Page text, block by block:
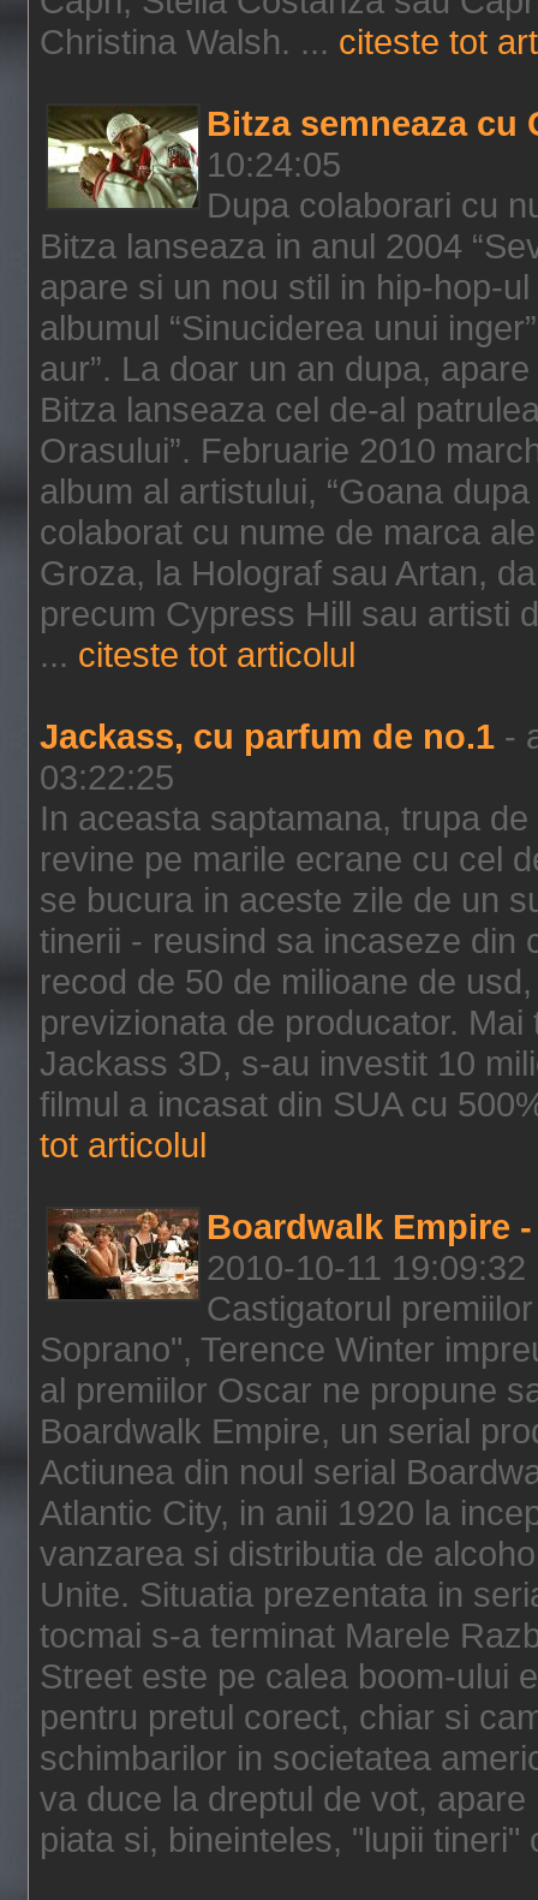
Christina Walsh. ... citeste tot
Bitza semneaza cu
10:24:05
Dupa colaborari cu
Bitza lanseaza in anul 2004
apare si un nou stil in hip-hop-
albumul “Sinuciderea unui
aur”. La doar un an dupa,
Bitza lanseaza cel de-al
Orasului”. Februarie 2010
album al artistului, “Goana
colaborat cu nume de marca
Groza, la Holograf sau Artan,
precum Cypress Hill sau artisti
... citeste tot articolul
Jackass, cu parfum de no.1 -
03:22:25
In aceasta saptamana, trupa
revine pe marile ecrane cu cel
se bucura in aceste zile de un
tinerii - reusind sa incaseze din
recod de 50 de milioane de
previzionata de producator.
Jackass 3D, s-au investit 10
filmul a incasat din SUA cu
tot articolul
Boardwalk Empire
2010-10-11 19:09:32
Castigatorul
Soprano", Terence Winter
al premiilor Oscar ne propune
Boardwalk Empire, un serial
Actiunea din noul serial
Atlantic City, in anii 1920 la
vanzarea si distributia de
Unite. Situatia prezentata in
tocmai s-a terminat Marele
Street este pe calea boom-ului
pentru pretul corect, chiar si
schimbarilor in societatea
va duce la dreptul de vot,
piata si, bineinteles, "lupii